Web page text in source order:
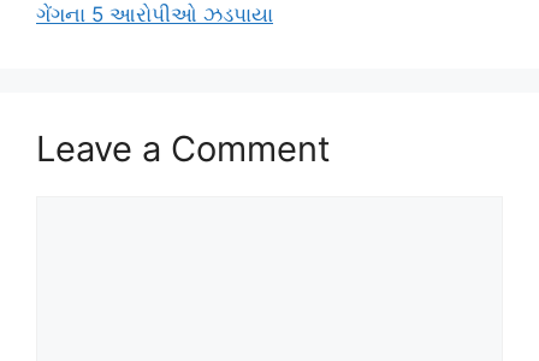
ગેંગના 5 આરોપીઓ ઝડપાયા
Leave a Comment